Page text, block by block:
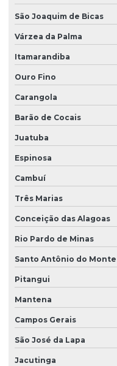
São Joaquim de Bicas
Várzea da Palma
Itamarandiba
Ouro Fino
Carangola
Barão de Cocais
Juatuba
Espinosa
Cambuí
Três Marias
Conceição das Alagoas
Rio Pardo de Minas
Santo Antônio do Monte
Pitangui
Mantena
Campos Gerais
São José da Lapa
Jacutinga